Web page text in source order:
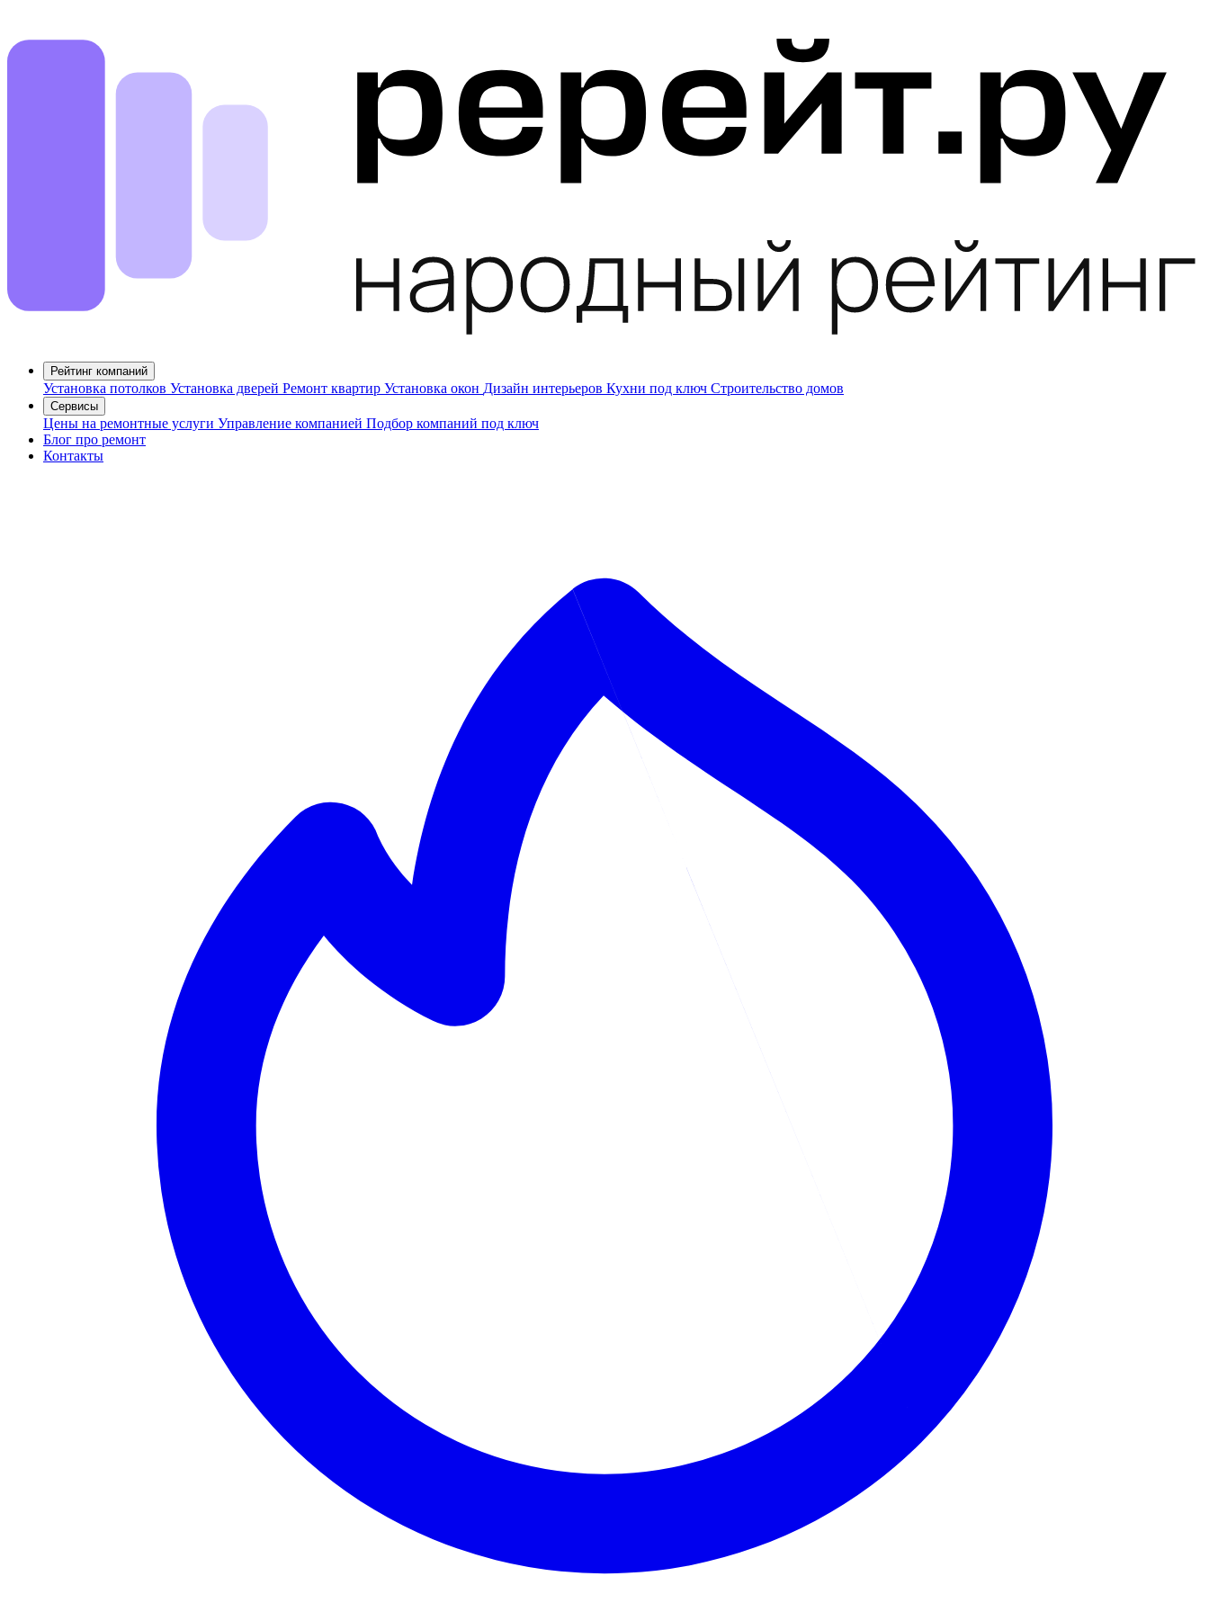
Рейтинг компаний
Установка потолков Установка дверей Ремонт квартир Установка окон Дизайн интерьеров Кухни под ключ Строительство домов
Сервисы
Цены на ремонтные услуги Управление компанией Подбор компаний под ключ
Блог про ремонт
Контакты